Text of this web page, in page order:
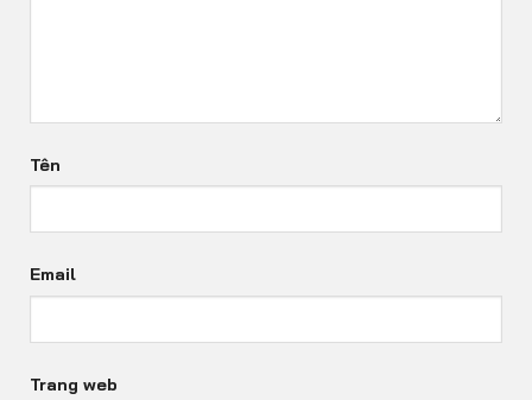
Tên
Email
Trang web